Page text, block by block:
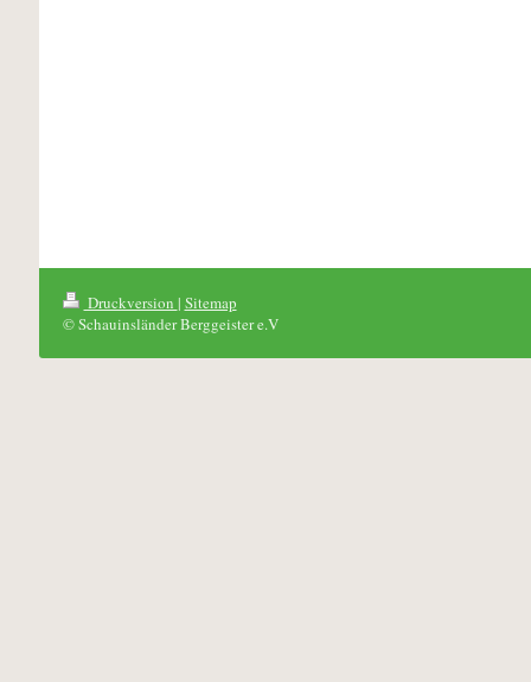
Druckversion | Sitemap
© Schauinsländer Berggeister e.V